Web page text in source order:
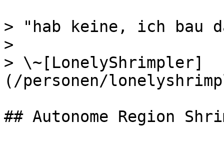
> "hab keine, ich bau
>
> \~[LonelyShrimpler]
(/personen/
## Autonome Region